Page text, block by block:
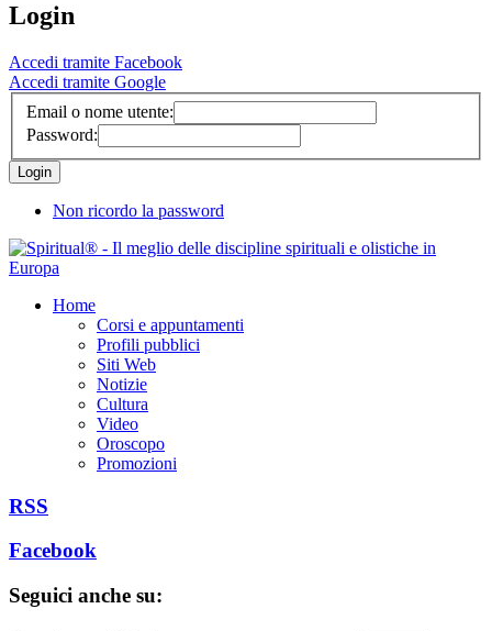
Login
Accedi tramite Facebook
Accedi tramite Google
Email o nome utente:
Password:
Non ricordo la password
Home
Corsi e appuntamenti
Profili pubblici
Siti Web
Notizie
Cultura
Video
Oroscopo
Promozioni
RSS
Facebook
Seguici anche su: